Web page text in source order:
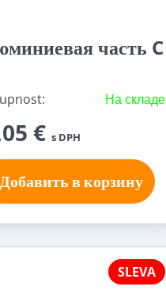
часть C
На складе
€ s DPH
в корзину
SLEVA